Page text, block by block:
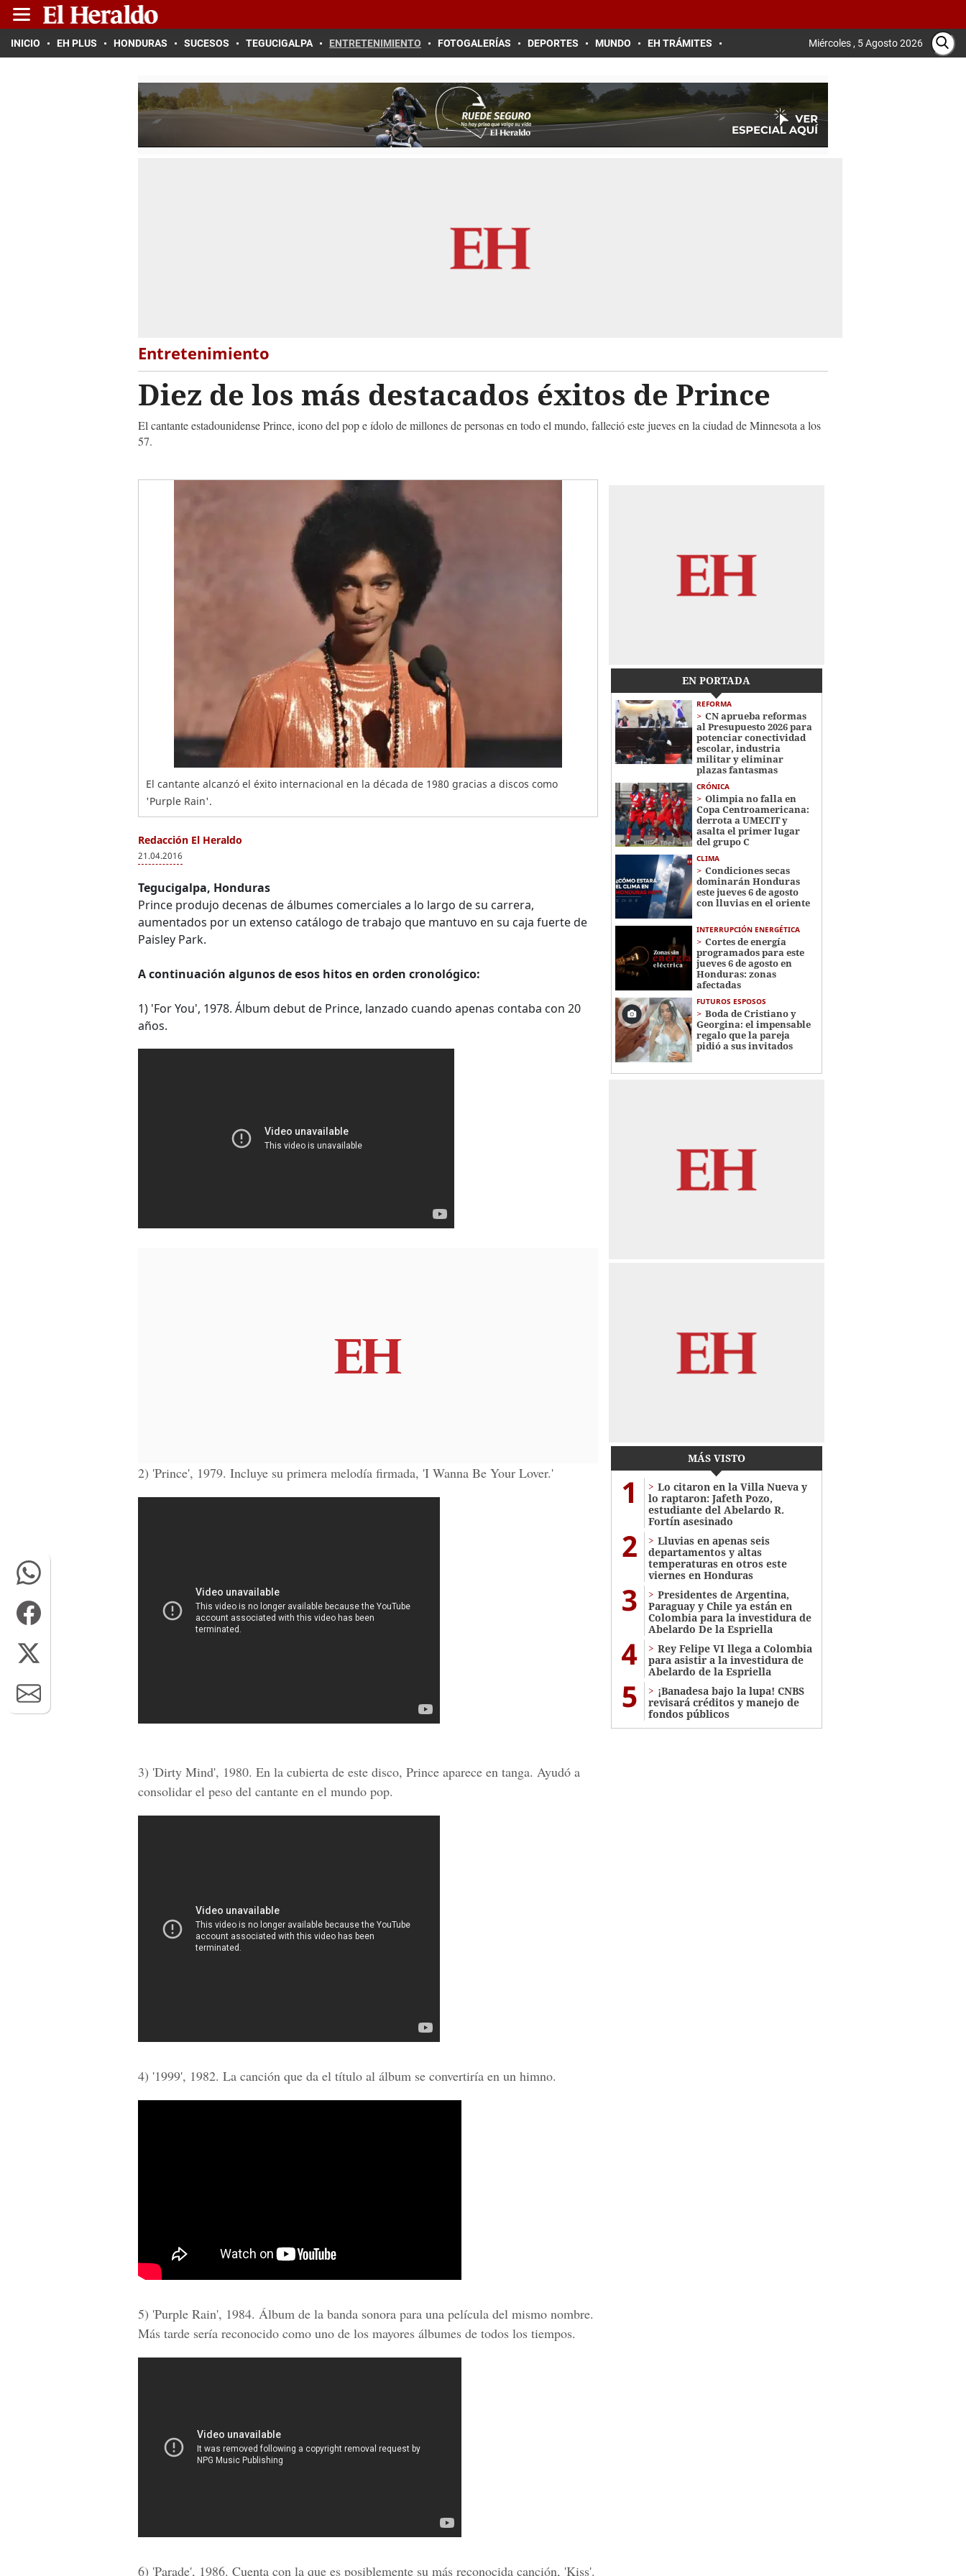
INICIO EH PLUS HONDURAS SUCESOS TEGUCIGALPA ENTRETENIMIENTO FOTOGALERÍAS DEPORTES MUNDO EH TRÁMITES Miércoles , 5 Agosto 2026
Entretenimiento
Diez de los más destacados éxitos de Prince
El cantante estadounidense Prince, icono del pop e ídolo de millones de personas en todo el mundo, falleció este jueves en la ciudad de Minnesota a los
57.
El cantante alcanzó el éxito internacional en la década de 1980 gracias a discos como
'Purple Rain'.
Redacción El Heraldo
21.04.2016
Tegucigalpa, Honduras
Prince produjo decenas de álbumes comerciales a lo largo de su carrera,
aumentados por un extenso catálogo de trabajo que mantuvo en su caja fuerte de
Paisley Park.
A continuación algunos de esos hitos en orden cronológico:
1) 'For You', 1978. Álbum debut de Prince, lanzado cuando apenas contaba con 20
años.
2) 'Prince', 1979. Incluye su primera melodía firmada, 'I Wanna Be Your Lover.'
3) 'Dirty Mind', 1980. En la cubierta de este disco, Prince aparece en tanga. Ayudó a
consolidar el peso del cantante en el mundo pop.
4) '1999', 1982. La canción que da el título al álbum se convertiría en un himno.
5) 'Purple Rain', 1984. Álbum de la banda sonora para una película del mismo nombre.
Más tarde sería reconocido como uno de los mayores álbumes de todos los tiempos.
6) 'Parade', 1986. Cuenta con la que es posiblemente su más reconocida canción, 'Kiss'.
EN PORTADA
REFORMA
CN aprueba reformas
al Presupuesto 2026 para
potenciar conectividad
escolar, industria
militar y eliminar
plazas fantasmas
CRÓNICA
Olimpia no falla en
Copa Centroamericana:
derrota a UMECIT y
asalta el primer lugar
del grupo C
CLIMA
Condiciones secas
dominarán Honduras
este jueves 6 de agosto
con lluvias en el oriente
INTERRUPCIÓN ENERGÉTICA
Cortes de energía
programados para este
jueves 6 de agosto en
Honduras: zonas
afectadas
FUTUROS ESPOSOS
Boda de Cristiano y
Georgina: el impensable
regalo que la pareja
pidió a sus invitados
MÁS VISTO
1
Lo citaron en la Villa Nueva y
lo raptaron: Jafeth Pozo,
estudiante del Abelardo R.
Fortín asesinado
2
Lluvias en apenas seis
departamentos y altas
temperaturas en otros este
viernes en Honduras
3
Presidentes de Argentina,
Paraguay y Chile ya están en
Colombia para la investidura de
Abelardo De la Espriella
4
Rey Felipe VI llega a Colombia
para asistir a la investidura de
Abelardo de la Espriella
5
¡Banadesa bajo la lupa! CNBS
revisará créditos y manejo de
fondos públicos